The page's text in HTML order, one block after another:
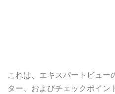
これは、エキスパートビュ
ター、およびチェックポイ